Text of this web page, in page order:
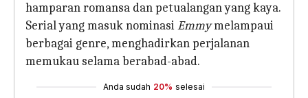
hamparan romansa dan petualangan yang kaya.
Serial yang masuk nominasiEmmymelampaui
berbagai genre, menghadirkan perjalanan
memukau selama berabad-abad.
Anda sudah 20% selesai